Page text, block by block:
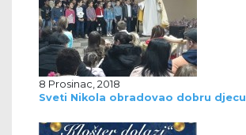
8 Prosinac, 2018
Sveti Nikola obradovao dobru djecu